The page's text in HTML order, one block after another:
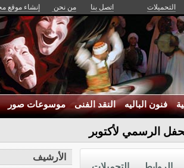
التحميلات اتصل بنا من نحن إنشاء موقع
فنون الباليه النقد الفنى موسوعات صور
الرسمي لأكتوبر
الأرشيف